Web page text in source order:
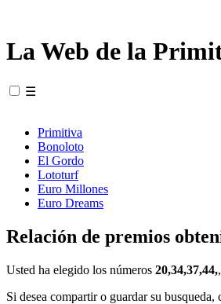
La Web de la
☰
Primitiva
Bonoloto
El Gordo
Lototurf
Euro Millones
Euro Dreams
Relación de premios
Usted ha elegido los números 20,34,37,44,
Si desea compartir o guardar su busqueda,